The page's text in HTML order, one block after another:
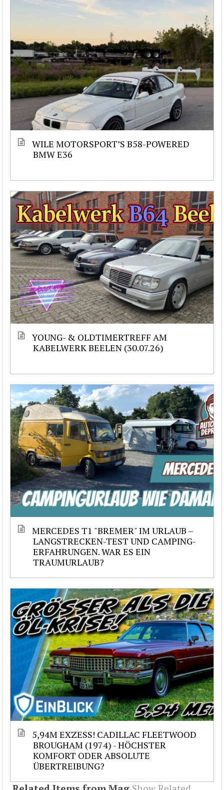
WILE MOTORSPORT’S B58-POWERED
BMW E36
YOUNG- & OLDTIMERTREFF AM
KABELWERK BEELEN (30.07.26)
MERCEDES T1 "BREMER" IM URLAUB –
LANGSTRECKEN-TEST UND CAMPING-
ERFAHRUNGEN. WAR ES EIN
TRAUMURLAUB?
5,94M EXZESS! CADILLAC FLEETWOOD
BROUGHAM (1974) - HÖCHSTER
KOMFORT ODER ABSOLUTE
ÜBERTREIBUNG?